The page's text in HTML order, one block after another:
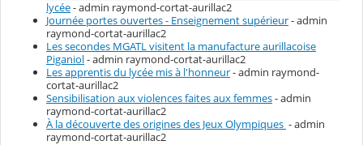
lycée- admin raymond-cortat-aurillac2
Journée portes ouvertes - Enseignement supérieur- admin
raymond-cortat-aurillac2
Les secondes MGATL visitent la manufacture aurillacoise
Piganiol- admin raymond-cortat-aurillac2
Les apprentis du lycée mis à l'honneur- admin raymond-
cortat-aurillac2
Sensibilisation aux violences faites aux femmes- admin
raymond-cortat-aurillac2
À la découverte des origines des Jeux Olympiques - admin
raymond-cortat-aurillac2